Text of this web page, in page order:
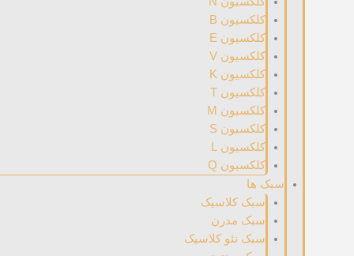
کلکسیون B
کلکسیون E
کلکسیون V
کلکسیون K
کلکسیون T
کلکسیون M
کلکسیون S
کلکسیون L
کلکسیون Q
سبک ها
سبک کلاسیک
سبک مدرن
سبک نئو کلاسیک